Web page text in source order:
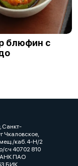
блюфин с
Санкт-
Чкаловское,
каб. 4-Н/2
сч 40702 810
ПАО
БИК